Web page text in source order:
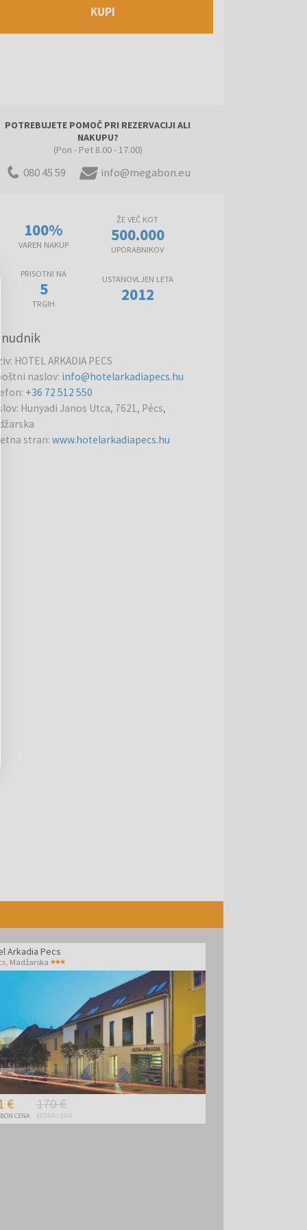
KUPI
POTREBUJETE POMOČ PRI REZERVACIJI ALI
NAKUPU?
(Pon - Pet 8.00 - 17.00)
080 45 59 info@megabon.eu
100%
VAREN NAKUP
ŽE VEČ KOT
500.000
UPORABNIKOV
PRISOTNI NA
5
TRGIH
USTANOVLJEN LETA
2012
: HOTEL ARKADIA PECS
naslov: info@hotelarkadiapecs.hu
: +36 72 512 550
: Hunyadi Janos Utca, 7621, Pécs,
stran:www.hotelarkadiapecs.hu
Arkadia Pecs
, Madžarska
€
CENA
170 €
REDNA CENA